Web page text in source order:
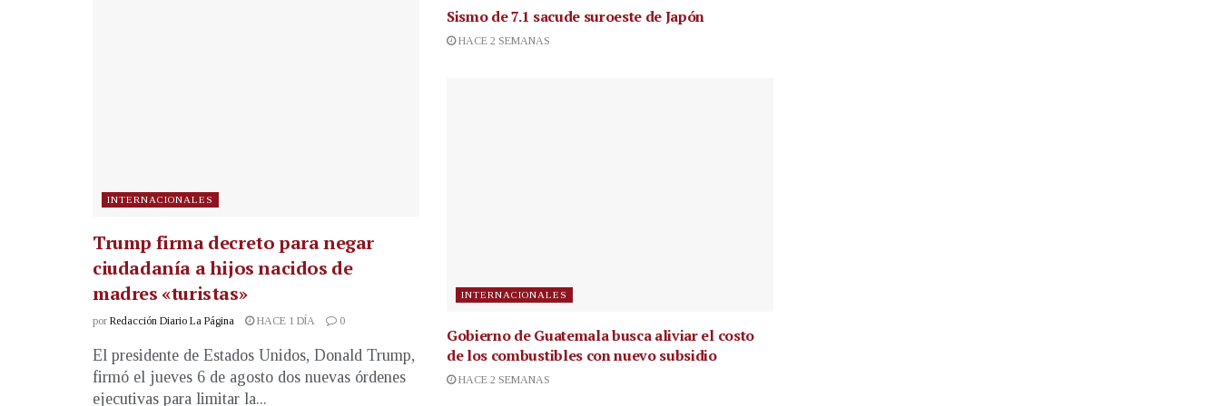
INTERNACIONALES
Trump firma decreto para negar
ciudadanía a hijos nacidos de
madres «turistas»
por Redacción Diario La Página HACE 1 DÍA 0
El presidente de Estados Unidos, Donald Trump,
firmó el jueves 6 de agosto dos nuevas órdenes
ejecutivas para limitar la...
Sismo de 7.1 sacude suroeste de Japón
HACE 2 SEMANAS
INTERNACIONALES
Gobierno de Guatemala busca aliviar el costo
de los combustibles con nuevo subsidio
HACE 2 SEMANAS